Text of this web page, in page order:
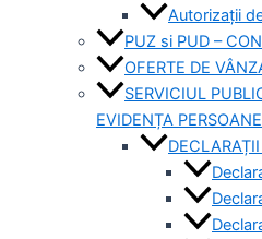
Autorizaţii
PUZ si PUD –
OFERTE DE
SERVICIUL
EVIDENȚA